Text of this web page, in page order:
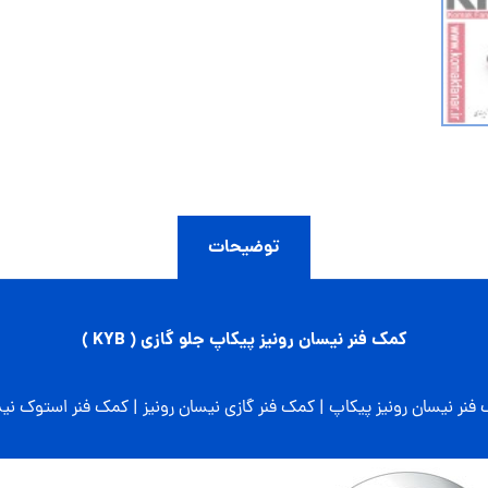
توضیحات
کمک فنر نیسان رونیز پیکاپ جلو گازی ( KYB )
نیسان رونیز پیکاپ | کمک فنر گازی نیسان رونیز | کمک فنر استوک